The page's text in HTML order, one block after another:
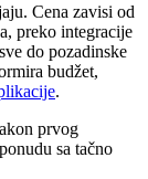
Cena zavisi od
preko integracije
do pozadinske
budžet,
.
prvog
sa tačno